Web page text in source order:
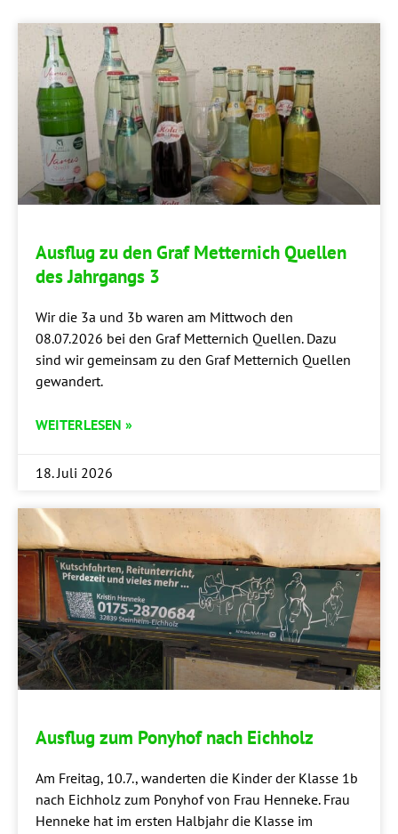
Aus­flug zu den Graf Met­ter­nich Quel­len
des Jahr­gangs 3
Wir die 3a und 3b waren am Mitt­woch den
08.07.2026 bei den Graf Met­ter­nich Quel­len. Dazu
sind wir gemein­sam zu den Graf Met­ter­nich Quel­len
gewandert.
WEITERLESEN »
18. Juli 2026
Aus­flug zum Pony­hof nach Eichholz
Am Frei­tag, 10.7., wan­der­ten die Kin­der der Klas­se 1b
nach Eich­holz zum Pony­hof von Frau Hen­ne­ke. Frau
Hen­ne­ke hat im ers­ten Halb­jahr die Klas­se im